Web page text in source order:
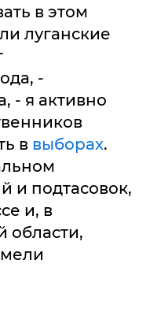
в этом
луганские
-
- я активно
в выборах.
и подтасовок,
и, в
области,